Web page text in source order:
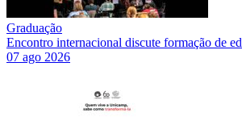
Graduação
Encontro internacional discute formação de
07 ago 2026